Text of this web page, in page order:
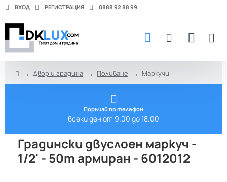
ВХОД РЕГИСТРАЦИЯ 0888 92 88 99
Двор и градина Поливане Маркучи
Поръчай по телефон
всеки ден от 9.00 до 18.00
Градински двуслоен маркуч -
1/2' - 50m армиран - 6012012